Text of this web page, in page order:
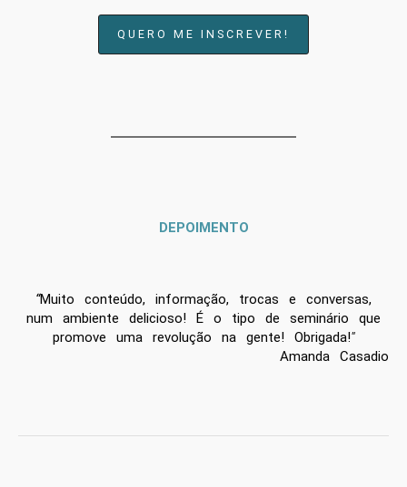
QUERO ME INSCREVER!
DEPOIMENTO
“Muito conteúdo, informação, trocas e conversas,
num ambiente delicioso! É o tipo de seminário que
promove uma revolução na gente! Obrigada!"
Amanda Casadio